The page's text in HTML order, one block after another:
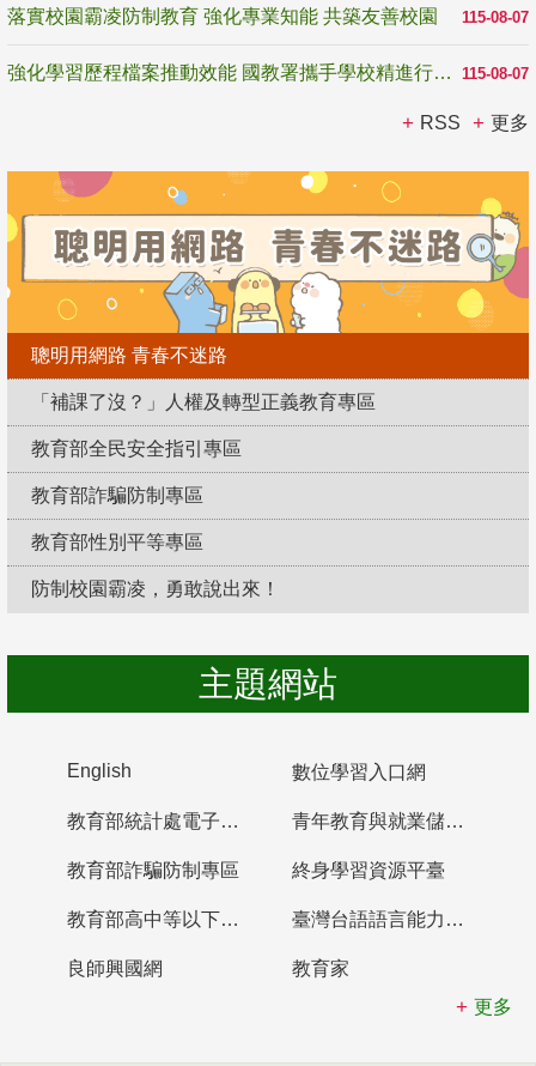
115-08-07
落實校園霸凌防制教育 強化專業知能 共築友善校園
115-08-07
強化學習歷程檔案推動效能 國教署攜手學校精進行政與教學支持
RSS 更多
聰明用網路 青春不迷路
「補課了沒？」人權及轉型正義教育專區
教育部全民安全指引專區
教育部詐騙防制專區
教育部性別平等專區
防制校園霸凌，勇敢說出來！
主題網站
English 數位學習入口網
教育部統計處電子書櫃 青年教育與就業儲蓄帳戶
教育部詐騙防制專區 終身學習資源平臺
教育部高中等以下學校及幼兒園教師資格檢定考試 臺灣台語語言能力認證網站
良師興國網
教育家
更多